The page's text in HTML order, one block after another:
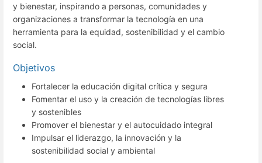
y bienestar, inspirando a personas, comunidades y
organizaciones a transformar la tecnología en una
herramienta para la equidad, sostenibilidad y el cambio
social.
Objetivos
Fortalecer la educación digital crítica y segura
Fomentar el uso y la creación de tecnologías libres
y sostenibles
Promover el bienestar y el autocuidado integral
Impulsar el liderazgo, la innovación y la
sostenibilidad social y ambiental